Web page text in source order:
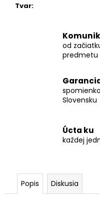
Tvar:
od
predmetu
Slovensku
Úcta ku
každej
Popis Diskusia